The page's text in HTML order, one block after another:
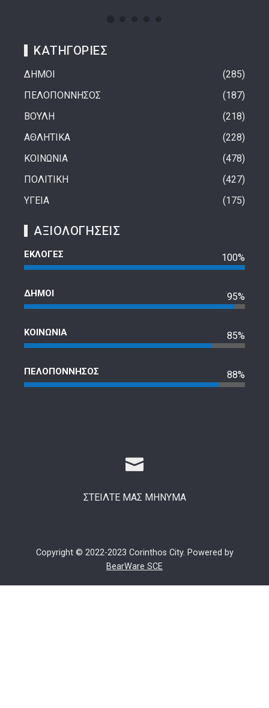
ΚΑΤΗΓΟΡΙΕΣ
ΔΗΜΟΙ
285
ΠΕΛΟΠΟΝΝΗΣΟΣ
187
ΒΟΥΛΗ
218
ΑΘΛΗΤΙΚΑ
228
ΚΟΙΝΩΝΙΑ
478
ΠΟΛΙΤΙΚΗ
427
ΥΓΕΙΑ
175
ΑΞΙΟΛΟΓΗΣΕΙΣ
ΕΚΛΟΓΕΣ 100%
ΔΗΜΟΙ 95%
ΚΟΙΝΩΝΙΑ 85%
ΠΕΛΟΠΟΝΝΗΣΟΣ 88%
ΣΤΕΙΛΤΕ ΜΑΣ ΜΗΝΥΜΑ
Copyright © 2022-2023 Corinthos City. Powered by
BearWare SCE